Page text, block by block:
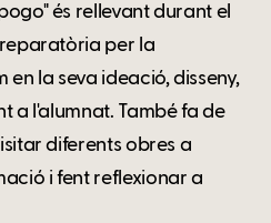
és rellevant durant el
per la
la seva ideació, disseny,
a l'alumnat. També fa de
diferents obres a
i fent reflexionar a